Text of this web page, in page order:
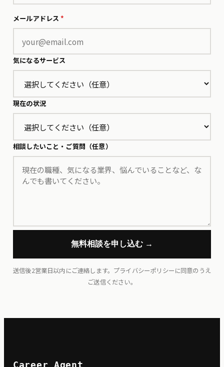
メールアドレス*
気になるサービス
現在の状況
相談したいこと・ご質問（任意）
無料相談を申し込む →
送信後2営業日以内にご連絡します。 プライバシーポリシーに同意のうえ
ご送信ください。
Career Agent